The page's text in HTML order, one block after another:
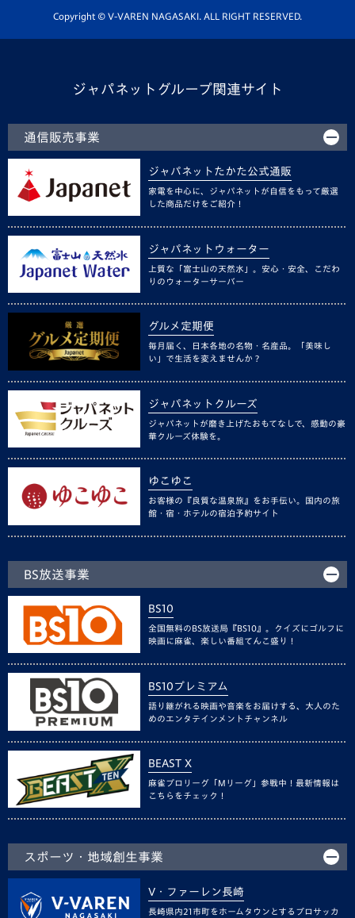
ホームタウン活動
Copyright © V-VAREN NAGASAKI. ALL RIGHT RESERVED.
ジャパネットグループ関連サイト
通信販売事業
ジャパネットたかた公式通販
家電を中心に、ジャパネットが自信をもって厳選
した商品だけをご紹介！
ジャパネットウォーター
上質な「富士山の天然水」。安心・安全、こだわ
りのウォーターサーバー
グルメ定期便
毎月届く、日本各地の名物・名産品。「美味し
い」で生活を変えませんか？
ジャパネットクルーズ
ジャパネットが磨き上げたおもてなしで、感動の豪
華クルーズ体験を。
ゆこゆこ
お客様の『良質な温泉旅』をお手伝い。国内の旅
館・宿・ホテルの宿泊予約サイト
BS放送事業
BS10
全国無料のBS放送局『BS10』。クイズにゴルフに
映画に麻雀、楽しい番組てんこ盛り！
BS10プレミアム
語り継がれる映画や音楽をお届けする、大人のた
めのエンタテインメントチャンネル
BEAST X
麻雀プロリーグ「Mリーグ」参戦中！最新情報は
こちらをチェック！
スポーツ・地域創生事業
V・ファーレン長崎
長崎県内21市町をホームタウンとするプロサッカ